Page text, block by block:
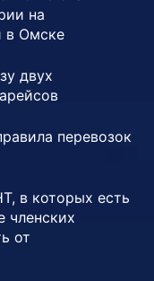
на
в Омске
двух
перевозок
в которых есть
членских
от